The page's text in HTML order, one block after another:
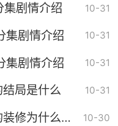
集剧情介绍 10-31
集剧情介绍 10-31
集剧情介绍 10-31
结局是什么 10-31
修为什么会
10-30